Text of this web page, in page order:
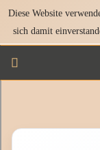
Diese Website
sich damit